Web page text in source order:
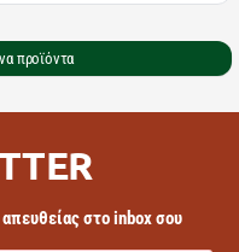
προϊόντα
στο inbox σου